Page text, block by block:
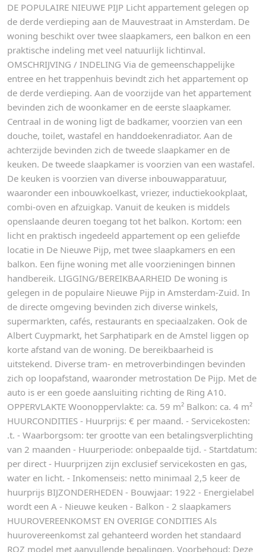
DE POPULAIRE NIEUWE PIJP Licht appartement gelegen op
de derde verdieping aan de Mauvestraat in Amsterdam. De
woning beschikt over twee slaapkamers, een balkon en een
praktische indeling met veel natuurlijk lichtinval.
OMSCHRIJVING / INDELING Via de gemeenschappelijke
entree en het trappenhuis bevindt zich het appartement op
de derde verdieping. Aan de voorzijde van het appartement
bevinden zich de woonkamer en de eerste slaapkamer.
Centraal in de woning ligt de badkamer, voorzien van een
douche, toilet, wastafel en handdoekenradiator. Aan de
achterzijde bevinden zich de tweede slaapkamer en de
keuken. De tweede slaapkamer is voorzien van een wastafel.
De keuken is voorzien van diverse inbouwapparatuur,
waaronder een inbouwkoelkast, vriezer, inductiekookplaat,
combi-oven en afzuigkap. Vanuit de keuken is middels
openslaande deuren toegang tot het balkon. Kortom: een
licht en praktisch ingedeeld appartement op een geliefde
locatie in De Nieuwe Pijp, met twee slaapkamers en een
balkon. Een fijne woning met alle voorzieningen binnen
handbereik. LIGGING/BEREIKBAARHEID De woning is
gelegen in de populaire Nieuwe Pijp in Amsterdam-Zuid. In
de directe omgeving bevinden zich diverse winkels,
supermarkten, cafés, restaurants en speciaalzaken. Ook de
Albert Cuypmarkt, het Sarphatipark en de Amstel liggen op
korte afstand van de woning. De bereikbaarheid is
uitstekend. Diverse tram- en metroverbindingen bevinden
zich op loopafstand, waaronder metrostation De Pijp. Met de
auto is er een goede aansluiting richting de Ring A10.
OPPERVLAKTE Woonoppervlakte: ca. 59 m² Balkon: ca. 4 m²
HUURCONDITIES - Huurprijs: € per maand. - Servicekosten:
.t. - Waarborgsom: ter grootte van een betalingsverplichting
van 2 maanden - Huurperiode: onbepaalde tijd. - Startdatum:
per direct - Huurprijzen zijn exclusief servicekosten en gas,
water en licht. - Inkomenseis: netto minimaal 2,5 keer de
huurprijs BIJZONDERHEDEN - Bouwjaar: 1922 - Energielabel
wordt een A - Nieuwe keuken - Balkon - 2 slaapkamers
HUUROVEREENKOMST EN OVERIGE CONDITIES Als
huurovereenkomst zal gehanteerd worden het standaard
ROZ model met aanvullende bepalingen. Voorbehoud: Deze